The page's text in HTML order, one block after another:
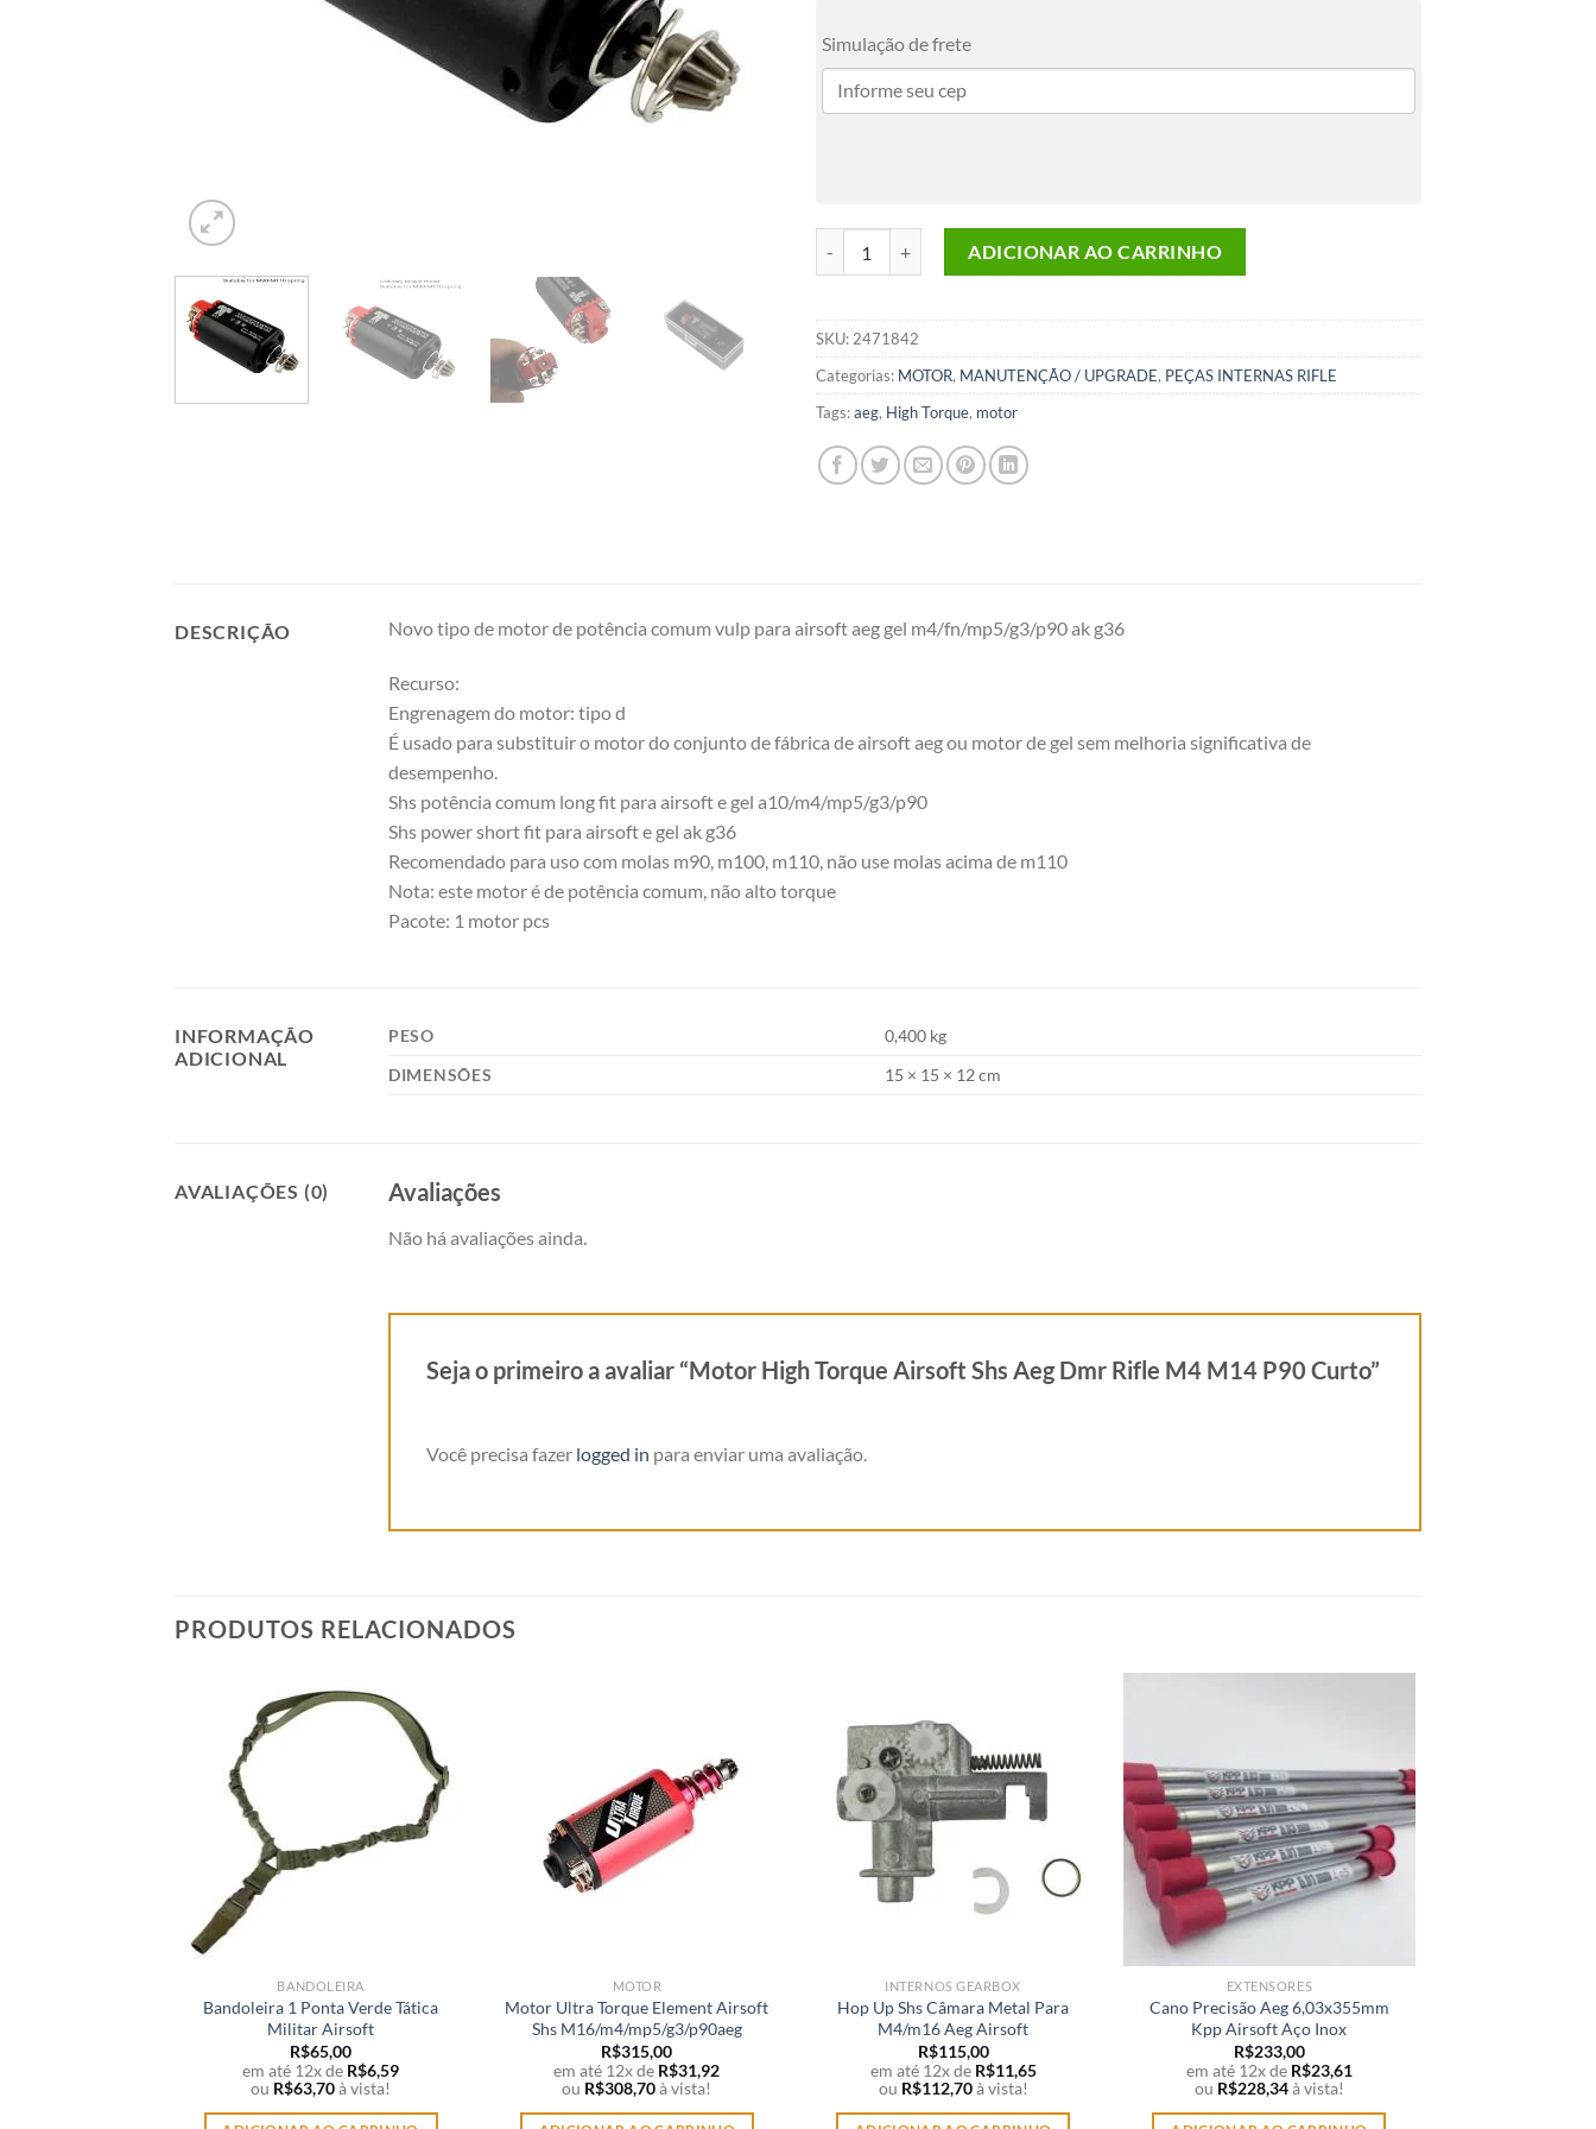
Simulação de frete
ADICIONAR AO CARRINHO
SKU: 2471842
Categorias: MOTOR, MANUTENÇÃO / UPGRADE, PEÇAS INTERNAS RIFLE
Tags:aeg, High Torque, motor
DESCRIÇÃO Novo tipo de motor de potência comum vulp para airsoft aeg gel m4/fn/mp5/g3/p90 ak g36
Recurso:
Engrenagem do motor: tipo d
É usado para substituir o motor do conjunto de fábrica de airsoft aeg ou motor de gel sem melhoria significativa de
desempenho.
Shs potência comum long fit para airsoft e gel a10/m4/mp5/g3/p90
Shs power short fit para airsoft e gel ak g36
Recomendado para uso com molas m90, m100, m110, não use molas acima de m110
Nota: este motor é de potência comum, não alto torque
Pacote: 1 motor pcs
INFORMAÇÃO
ADICIONAL
PESO
0,400 kg
DIMENSÕES
15 × 15 × 12 cm
AVALIAÇÕES (0) Avaliações
Não há avaliações ainda.
Seja o primeiro a avaliar “Motor High Torque Airsoft Shs Aeg Dmr Rifle M4 M14 P90 Curto”
Você precisa fazer logged in para enviar uma avaliação.
PRODUTOS RELACIONADOS
BANDOLEIRA
Bandoleira 1 Ponta Verde Tática
Militar Airsoft
R$65,00
em até 12x de R$6,59
ou R$63,70à vista!
MOTOR
Motor Ultra Torque Element Airsoft
Shs M16/m4/mp5/g3/p90aeg
R$315,00
em até 12x de R$31,92
ou R$308,70à vista!
INTERNOS GEARBOX
Hop Up Shs Câmara Metal Para
M4/m16 Aeg Airsoft
R$115,00
em até 12x de R$11,65
ou R$112,70à vista!
EXTENSORES
Cano Precisão Aeg 6,03x355mm
Kpp Airsoft Aço Inox
R$233,00
em até 12x de R$23,61
ou R$228,34à vista!